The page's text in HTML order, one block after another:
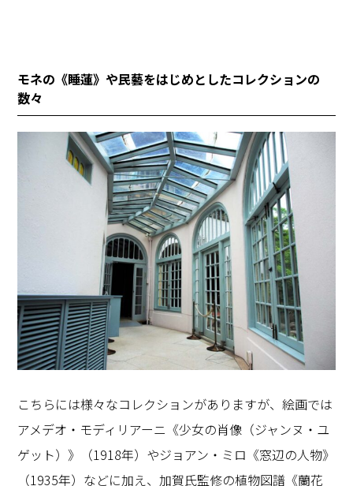
モネの《睡蓮》や民藝をはじめとしたコレクションの
数々
こちらには様々なコレクションがありますが、絵画では
アメデオ・モディリアーニ《少女の肖像（ジャンヌ・ユ
ゲット）》（1918年）やジョアン・ミロ《窓辺の人物》
（1935年）などに加え、加賀氏監修の植物図譜《蘭花